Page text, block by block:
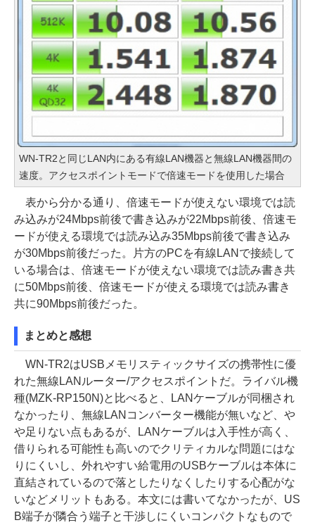
WN-TR2と同じLAN内にある有線LAN機器と無線LAN機器間の
速度。アクセスポイントモードで倍速モードを使用した場合
表から分かる通り、倍速モードが使えない環境では読
み込みが24Mbps前後で書き込みが22Mbps前後、倍速モ
ードが使える環境では読み込み35Mbps前後で書き込み
が30Mbps前後だった。片方のPCを有線LANで接続して
いる場合は、倍速モードが使えない環境では読み書き共
に50Mbps前後、倍速モードが使える環境では読み書き
共に90Mbps前後だった。
まとめと感想
WN-TR2はUSBメモリスティックサイズの携帯性に優
れた無線LANルーター/アクセスポイントだ。ライバル機
種(MZK-RP150N)と比べると、LANケーブルが同梱され
なかったり、無線LANコンバーター機能が無いなど、や
や足りない点もあるが、LANケーブルは入手性が高く、
借りられる可能性も高いのでクリティカルな問題にはな
りにくいし、外れやすい給電用のUSBケーブルは本体に
直結されているので落としたりなくしたりする心配がな
いなどメリットもある。本文には書いてなかったが、US
B端子が隣合う端子と干渉しにくいコンパクトなもので